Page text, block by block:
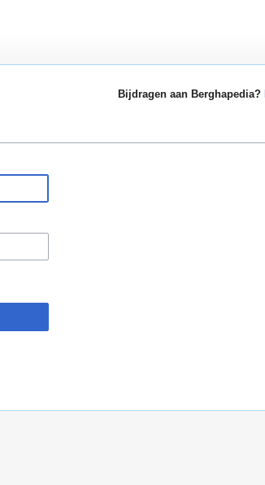
Bijdragen aan Berghapedia?